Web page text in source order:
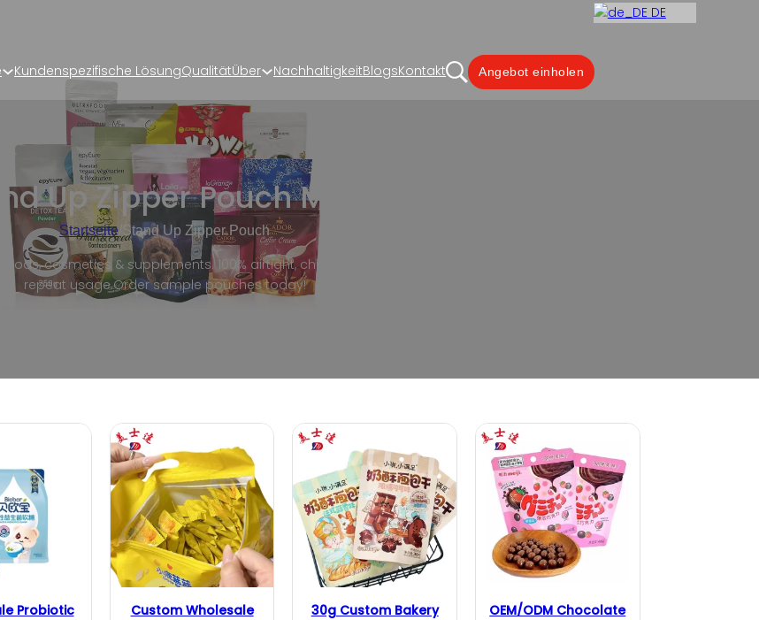
DE
Kundenspezifische LösungQualitätÜber NachhaltigkeitBlogsKontakt Angebot einholen
Up Zipper Pouch Manufacturer
Startseite/Stand Up Zipper Pouch
cosmetics & supplements. 100% airtight, child-safe zippers & custom shape designs. Boost
repeat usage.Order sample pouches today!
Probiotic
Custom Wholesale
30g Custom Bakery
OEM/ODM Chocolate